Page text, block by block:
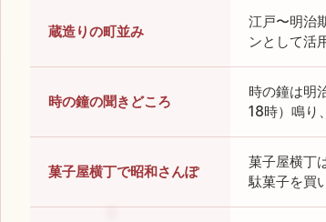
蔵造りの町並み
江戸〜明治
ンとして活
時の鐘の聞きどころ
時の鐘は明
18時）鳴り
菓子屋横丁で昭和さんぽ
菓子屋横丁
駄菓子を買